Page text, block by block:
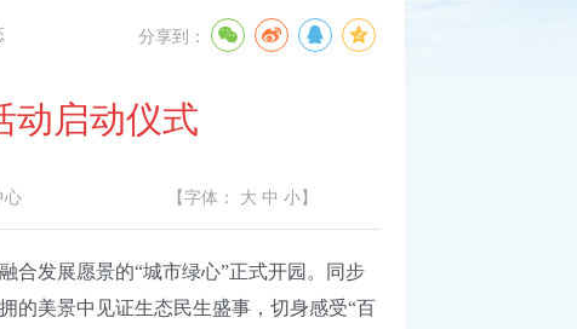
分享到：
动启动仪式
心 【字体： 大 中 小 】
发展愿景的“城市绿心”正式开园。同步
的美景中见证生态民生盛事，切身感受“百